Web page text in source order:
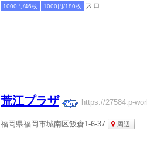
1000円/46枚 1000円/180枚 スロ
荒江プラザ https://27584.p-
福岡県福岡市城南区飯倉1-6-37 周辺